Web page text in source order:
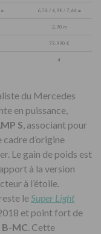
6,74 / 6,98 / 7,64 m
2,90 m
73.990 €
4
du Mercedes
en puissance,
S, associant pour
d’origine
Le gain de poids est
à la version
à l’étoile.
leSuper Light
et point fort de
B-MC. Cette